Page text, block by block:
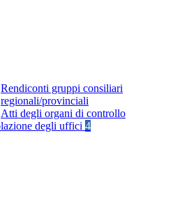
Rendiconti gruppi consiliari
regionali/provinciali
Atti degli organi di controllo
degli uffici 4